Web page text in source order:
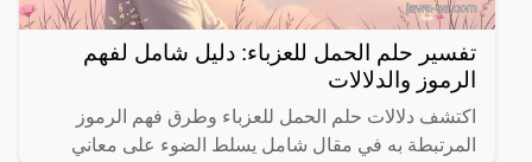
تفسير حلم الحمل للعزباء: دليل شامل لفهم
الرموز والدلالات
اكتشف دلالات حلم الحمل للعزباء وطرق فهم الرموز
المرتبطة به في مقال شامل يسلط الضوء على معاني